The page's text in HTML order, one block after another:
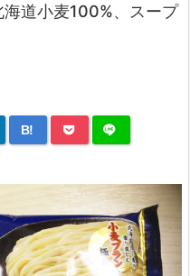
道小麦100%、スープ
B!